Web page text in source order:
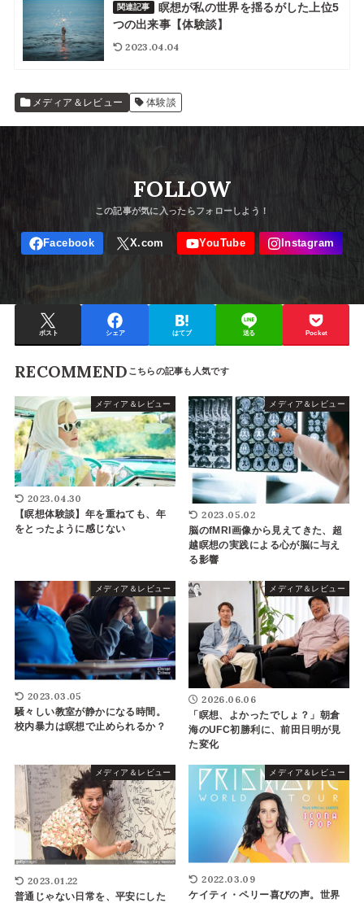
関連記事
瞑想が私の世界を揺るがした上位5
つの出来事【体験談】
2023.04.04
メディア＆レビュー 体験談
FOLLOW
ポスト シェア はてブ 送る Pocket
RECOMMEND
メディア＆レビュー
2023.04.30
【瞑想体験談】年を重ねても、年
をとったように感じない
メディア＆レビュー
2023.05.02
脳のfMRI画像から見えてきた、超
越瞑想の実践による心が脳に与え
る影響
メディア＆レビュー
2023.03.05
騒々しい教室が静かになる時間。
校内暴力は瞑想で止められるか？
メディア＆レビュー
2026.06.06
「瞑想、よかったでしょ？」朝倉
海のUFC初勝利に、前田日明が見
た変化
メディア＆レビュー
2023.01.22
普通じゃない日常を、平安にした
メディア＆レビュー
2022.03.09
ケイティ・ペリー喜びの声。世界